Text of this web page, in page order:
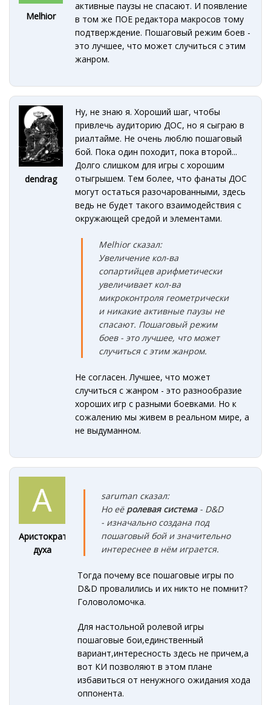
Melhior
активные паузы не спасают. И появление
в том же ПОЕ редактора макросов тому
подтверждение. Пошаговый режим боев -
это лучшее, что может случиться с этим
жанром.
dendrag
Ну, не знаю я. Хороший шаг, чтобы
привлечь аудиторию ДОС, но я сыграю в
риалтайме. Не очень люблю пошаговый
бой. Пока один походит, пока второй...
Долго слишком для игры с хорошим
отыгрышем. Тем более, что фанаты ДОС
могут остаться разочарованными, здесь
ведь не будет такого взаимодействия с
окружающей средой и элементами.
Melhior сказал:
Увеличение кол-ва
сопартийцев арифметически
увеличивает кол-ва
микроконтроля геометрически
и никакие активные паузы не
спасают. Пошаговый режим
боев - это лучшее, что может
случиться с этим жанром.
Не согласен. Лучшее, что может
случиться с жанром - это разнообразие
хороших игр с разными боевками. Но к
сожалению мы живем в реальном мире, а
не выдуманном.
Аристократ
духа
saruman сказал:
Но её ролевая система- D&D
- изначально создана под
пошаговый бой и значительно
интереснее в нём играется.
Тогда почему все пошаговые игры по
D&D провалились и их никто не помнит?
Головоломочка.
Для настольной ролевой игры
пошаговые бои,единственный
вариант,интересность здесь не причем,а
вот КИ позволяют в этом плане
избавиться от ненужного ожидания хода
оппонента.